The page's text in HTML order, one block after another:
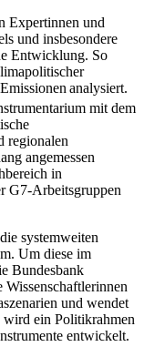
Expertinnen und
und insbesondere
Entwicklung. So
analysiert.
mit dem
regionalen
angemessen
in
G7-Arbeitsgruppen
systemweiten
Um diese im
Bundesbank
Wissenschaftlerinnen
und wendet
wird ein Politikrahmen
entwickelt.